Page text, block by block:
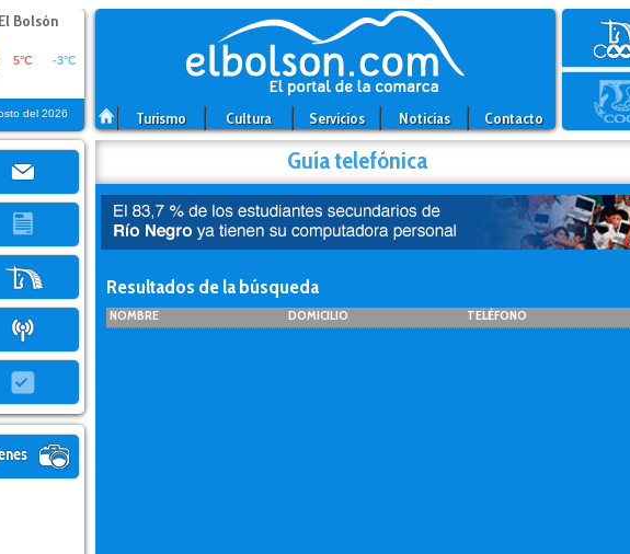
El Bolsón
del 2026 Turismo Cultura Servicios Noticias Contacto
Guía telefónica
Resultados de la búsqueda
NOMBRE DOMICILIO TELÉFONO